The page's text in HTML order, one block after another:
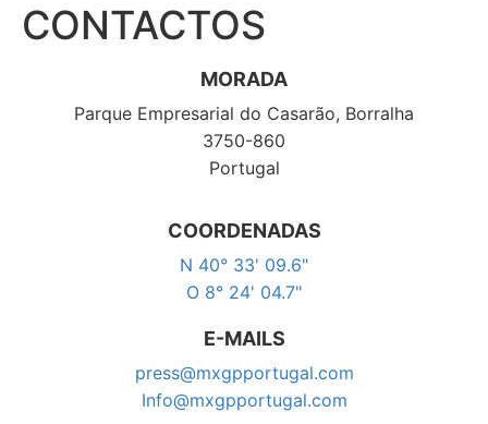
CONTACTOS
MORADA
Parque Empresarial do Casarão, Borralha
3750-860
Portugal
COORDENADAS
N 40° 33' 09.6"
O 8° 24' 04.7"
E-MAILS
press@mxgpportugal.com
Info@mxgpportugal.com